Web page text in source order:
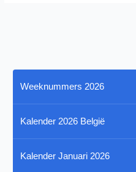
Weeknummers 2026
Kalender 2026 België
Kalender Januari 2026